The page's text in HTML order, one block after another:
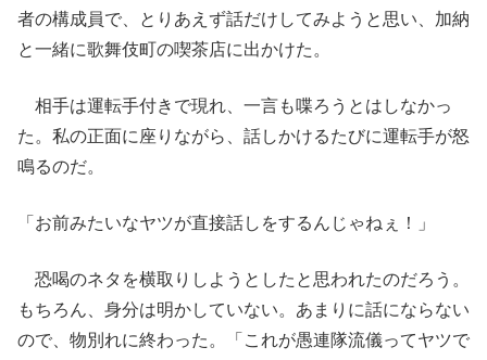
者の構成員で、とりあえず話だけしてみようと思い、加納
と一緒に歌舞伎町の喫茶店に出かけた。
相手は運転手付きで現れ、一言も喋ろうとはしなかっ
た。私の正面に座りながら、話しかけるたびに運転手が怒
鳴るのだ。
「お前みたいなヤツが直接話しをするんじゃねぇ！」
恐喝のネタを横取りしようとしたと思われたのだろう。
もちろん、身分は明かしていない。あまりに話にならない
ので、物別れに終わった。「これが愚連隊流儀ってヤツで